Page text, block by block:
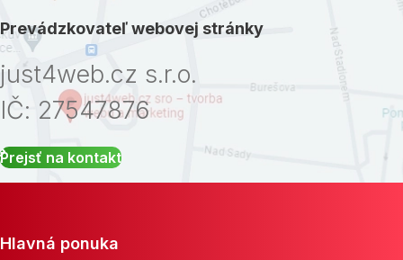
Prevádzkovateľ webovej stránky
just4web.cz s.r.o.
IČ: 27547876
Prejsť na kontakt
Hlavná ponuka